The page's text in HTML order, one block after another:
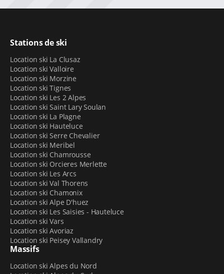
Stations de ski
Location ski La Clusaz
Location ski Valloire
Location ski Morzine
Location ski Tignes
Location ski Les 2 Alpes
Location ski Saint Lary Soulan
Location ski La Plagne
Location ski Hauteluce
Location ski Serre Chevalier
Location ski Meribel
Location ski Chamrousse
Location ski Orcieres Merlette
Location ski Les Arcs
Location ski Val Thorens
Location ski Chamonix
Location ski Alpe D'huez
Location ski Les Saisies - Hauteluce
Location ski Vars
Location ski Avoriaz
Location ski Peisey Vallandry
Massifs
Location ski Alpes du Nord